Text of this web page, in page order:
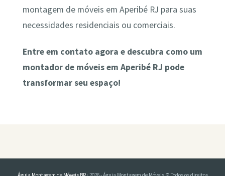
montagem de móveis em Aperibé RJ para suas
necessidades residenciais ou comerciais.
Entre em contato agora e descubra como um
montador de móveis em Aperibé RJ pode
transformar seu espaço!